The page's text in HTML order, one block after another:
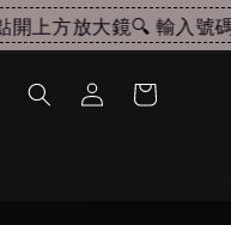
方放大鏡🔍 輸入號碼